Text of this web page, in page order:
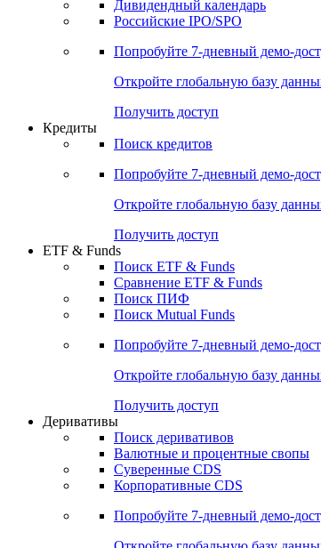
Получить доступ
Акции
Поиск акций
Дивидендный календарь
Российские IPO/SPO
Попробуйте7-дневный
Откройте глобальную базу данных
Получить доступ
Кредиты
Поиск кредитов
Попробуйте7-дневный
Откройте глобальную базу данных
Получить доступ
ETF & Funds
Поиск ETF & Funds
Сравнение ETF & Funds
Поиск ПИФ
Поиск Mutual Funds
Попробуйте7-дневный
Откройте глобальную базу данных
Получить доступ
Деривативы
Поиск деривативов
Валютные и процентные свопы
Суверенные CDS
Корпоративные CDS